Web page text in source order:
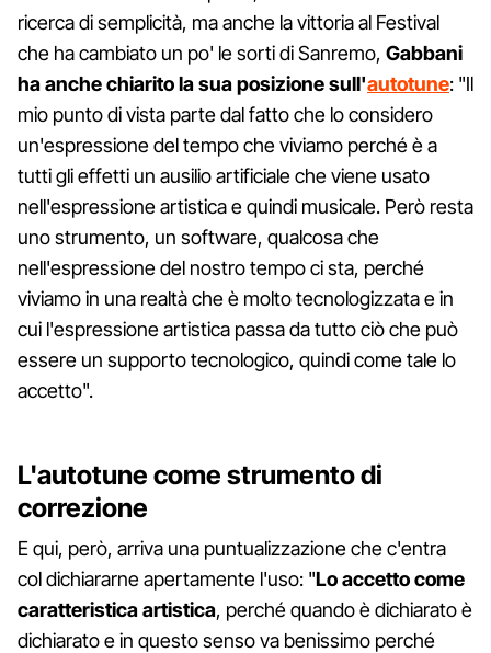
ricerca di semplicità, ma anche la vittoria al Festival
che ha cambiato un po' le sorti di Sanremo, Gabbani
ha anche chiarito la sua posizione sull'autotune: "Il
mio punto di vista parte dal fatto che lo considero
un'espressione del tempo che viviamo perché è a
tutti gli effetti un ausilio artificiale che viene usato
nell'espressione artistica e quindi musicale. Però resta
uno strumento, un software, qualcosa che
nell'espressione del nostro tempo ci sta, perché
viviamo in una realtà che è molto tecnologizzata e in
cui l'espressione artistica passa da tutto ciò che può
essere un supporto tecnologico, quindi come tale lo
accetto".
L'autotune come strumento di
correzione
E qui, però, arriva una puntualizzazione che c'entra
col dichiararne apertamente l'uso: "Lo accetto come
caratteristica artistica, perché quando è dichiarato è
dichiarato e in questo senso va benissimo perché